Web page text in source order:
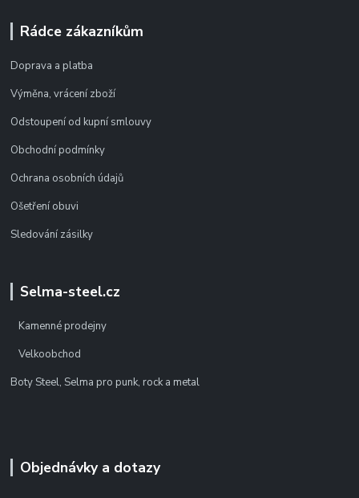
Rádce zákazníkům
Doprava a platba
Výměna, vrácení zboží
Odstoupení od kupní smlouvy
Obchodní podmínky
Ochrana osobních údajů
Ošetření obuvi
Sledování zásilky
Selma-steel.cz
Kamenné prodejny
Velkoobchod
Boty Steel, Selma pro punk, rock a metal
Objednávky a dotazy